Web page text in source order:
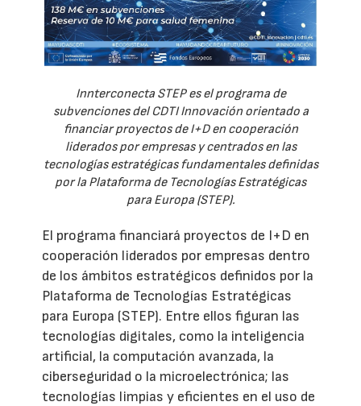
Innterconecta STEP es el programa de
subvenciones del CDTI Innovación orientado a
financiar proyectos de I+D en cooperación
liderados por empresas y centrados en las
tecnologías estratégicas fundamentales definidas
por la Plataforma de Tecnologías Estratégicas
para Europa (STEP).
El programa financiará proyectos de I+D en
cooperación liderados por empresas dentro
de los ámbitos estratégicos definidos por la
Plataforma de Tecnologías Estratégicas
para Europa (STEP). Entre ellos figuran las
tecnologías digitales, como la inteligencia
artificial, la computación avanzada, la
ciberseguridad o la microelectrónica; las
tecnologías limpias y eficientes en el uso de